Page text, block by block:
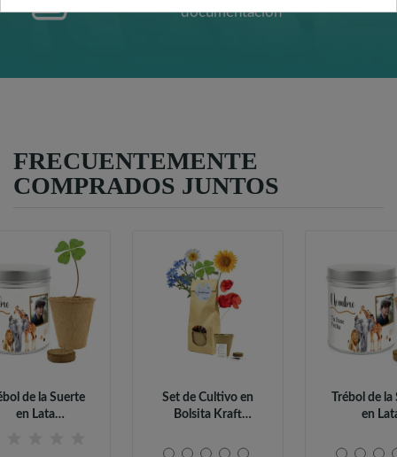
documentación
FRECUENTEMENTE
COMPRADOS JUNTOS
de la Suerte
en Lata
Set de Cultivo en
Bolsita Kraft
Trébol de
en